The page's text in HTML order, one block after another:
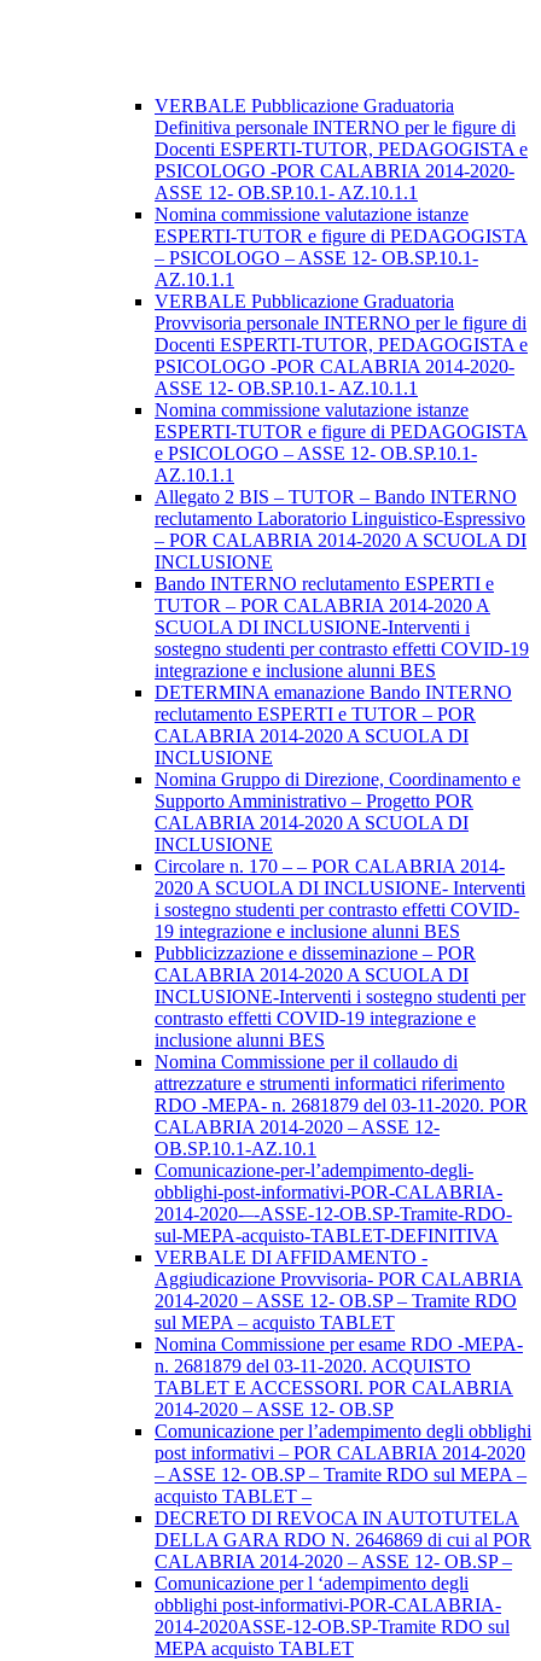
VERBALE Pubblicazione Graduatoria
Definitiva personale INTERNO per le figure di
Docenti ESPERTI-TUTOR, PEDAGOGISTA e
PSICOLOGO -POR CALABRIA 2014-2020-
ASSE 12- OB.SP.10.1- AZ.10.1.1
Nomina commissione valutazione istanze
ESPERTI-TUTOR e figure di PEDAGOGISTA
– PSICOLOGO – ASSE 12- OB.SP.10.1-
AZ.10.1.1
VERBALE Pubblicazione Graduatoria
Provvisoria personale INTERNO per le figure di
Docenti ESPERTI-TUTOR, PEDAGOGISTA e
PSICOLOGO -POR CALABRIA 2014-2020-
ASSE 12- OB.SP.10.1- AZ.10.1.1
Nomina commissione valutazione istanze
ESPERTI-TUTOR e figure di PEDAGOGISTA
e PSICOLOGO – ASSE 12- OB.SP.10.1-
AZ.10.1.1
Allegato 2 BIS – TUTOR – Bando INTERNO
reclutamento Laboratorio Linguistico-Espressivo
– POR CALABRIA 2014-2020 A SCUOLA DI
INCLUSIONE
Bando INTERNO reclutamento ESPERTI e
TUTOR – POR CALABRIA 2014-2020 A
SCUOLA DI INCLUSIONE-Interventi i
sostegno studenti per contrasto effetti COVID-19
integrazione e inclusione alunni BES
DETERMINA emanazione Bando INTERNO
reclutamento ESPERTI e TUTOR – POR
CALABRIA 2014-2020 A SCUOLA DI
INCLUSIONE
Nomina Gruppo di Direzione, Coordinamento e
Supporto Amministrativo – Progetto POR
CALABRIA 2014-2020 A SCUOLA DI
INCLUSIONE
Circolare n. 170 – – POR CALABRIA 2014-
2020 A SCUOLA DI INCLUSIONE- Interventi
i sostegno studenti per contrasto effetti COVID-
19 integrazione e inclusione alunni BES
Pubblicizzazione e disseminazione – POR
CALABRIA 2014-2020 A SCUOLA DI
INCLUSIONE-Interventi i sostegno studenti per
contrasto effetti COVID-19 integrazione e
inclusione alunni BES
Nomina Commissione per il collaudo di
attrezzature e strumenti informatici riferimento
RDO -MEPA- n. 2681879 del 03-11-2020. POR
CALABRIA 2014-2020 – ASSE 12-
OB.SP.10.1-AZ.10.1
Comunicazione-per-l’adempimento-degli-
obblighi-post-informativi-POR-CALABRIA-
2014-2020-–-ASSE-12-OB.SP-Tramite-RDO-
sul-MEPA-acquisto-TABLET-DEFINITIVA
VERBALE DI AFFIDAMENTO -
Aggiudicazione Provvisoria- POR CALABRIA
2014-2020 – ASSE 12- OB.SP – Tramite RDO
sul MEPA – acquisto TABLET
Nomina Commissione per esame RDO -MEPA-
n. 2681879 del 03-11-2020. ACQUISTO
TABLET E ACCESSORI. POR CALABRIA
2014-2020 – ASSE 12- OB.SP
Comunicazione per l’adempimento degli obblighi
post informativi – POR CALABRIA 2014-2020
– ASSE 12- OB.SP – Tramite RDO sul MEPA –
acquisto TABLET –
DECRETO DI REVOCA IN AUTOTUTELA
DELLA GARA RDO N. 2646869 di cui al POR
CALABRIA 2014-2020 – ASSE 12- OB.SP –
Comunicazione per l ‘adempimento degli
obblighi post-informativi-POR-CALABRIA-
2014-2020ASSE-12-OB.SP-Tramite RDO sul
MEPA acquisto TABLET